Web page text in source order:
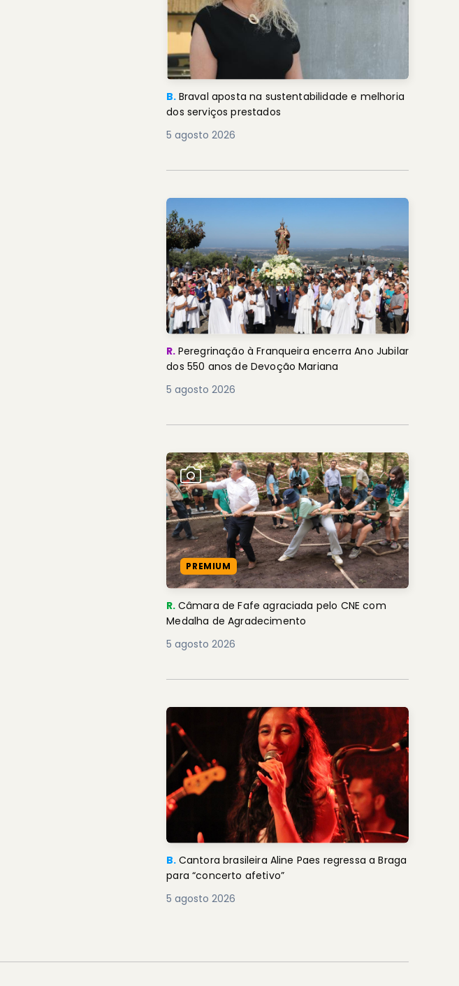
B. Braval aposta na sustentabilidade e melhoria
dos serviços prestados
5 agosto 2026
R. Peregrinação à Franqueira encerra Ano Jubilar
dos 550 anos de Devoção Mariana
5 agosto 2026
PREMIUM
R. Câmara de Fafe agraciada pelo CNE com
Medalha de Agradecimento
5 agosto 2026
B. Cantora brasileira Aline Paes regressa a Braga
para “concerto afetivo”
5 agosto 2026